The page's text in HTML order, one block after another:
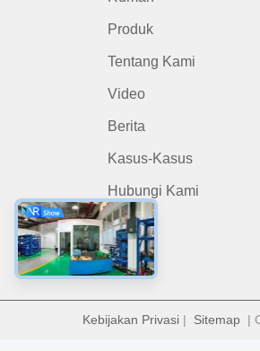
Produk
Tentang Kami
Video
Berita
Kasus-Kasus
Hubungi Kami
Kebijakan Privasi | Sitemap |